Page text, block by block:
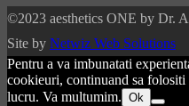
©2023 aesthetics ONE by Dr.
Site by Netwiz Web Solutions
Pentru a va imbunatati
cookieuri, continuand sa folositi
lucru. Va multumim. Ok